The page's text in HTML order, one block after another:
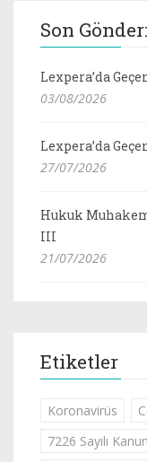
Son
Lexpera’da
03/08/2026
Lexpera’da
27/07/2026
Hukuk
III
21/07/2026
Etiketler
Koronavirüs
7226 Sayılı Kanun